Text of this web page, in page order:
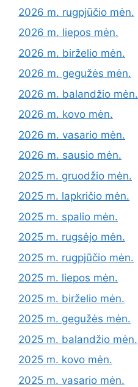
2026 m. rugpjūčio mėn.
2026 m. liepos mėn.
2026 m. birželio mėn.
2026 m. gegužės mėn.
2026 m. balandžio mėn.
2026 m. kovo mėn.
2026 m. vasario mėn.
2026 m. sausio mėn.
2025 m. gruodžio mėn.
2025 m. lapkričio mėn.
2025 m. spalio mėn.
2025 m. rugsėjo mėn.
2025 m. rugpjūčio mėn.
2025 m. liepos mėn.
2025 m. birželio mėn.
2025 m. gegužės mėn.
2025 m. balandžio mėn.
2025 m. kovo mėn.
2025 m. vasario mėn.